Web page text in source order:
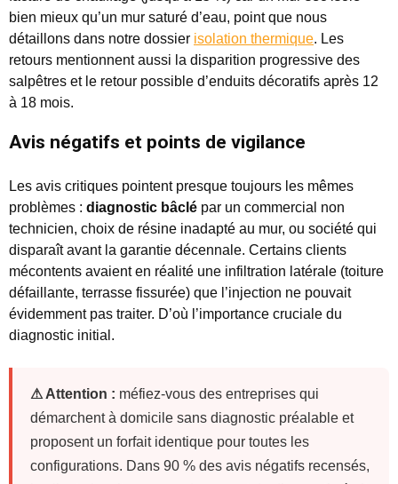
bien mieux qu’un mur saturé d’eau, point que nous
détaillons dans notre dossier isolation thermique. Les
retours mentionnent aussi la disparition progressive des
salpêtres et le retour possible d’enduits décoratifs après 12
à 18 mois.
Avis négatifs et points de vigilance
Les avis critiques pointent presque toujours les mêmes
problèmes : diagnostic bâclé par un commercial non
technicien, choix de résine inadapté au mur, ou société qui
disparaît avant la garantie décennale. Certains clients
mécontents avaient en réalité une infiltration latérale (toiture
défaillante, terrasse fissurée) que l’injection ne pouvait
évidemment pas traiter. D’où l’importance cruciale du
diagnostic initial.
⚠ Attention : méfiez-vous des entreprises qui
démarchent à domicile sans diagnostic préalable et
proposent un forfait identique pour toutes les
configurations. Dans 90 % des avis négatifs recensés,